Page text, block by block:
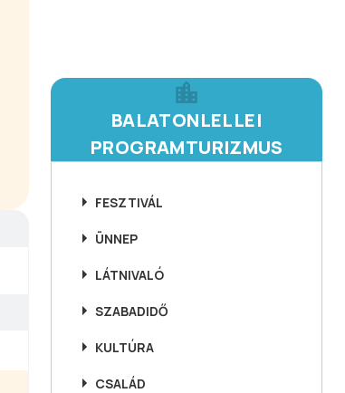
BALATONLELLEI
PROGRAMTURIZMUS
FESZTIVÁL
ÜNNEP
LÁTNIVALÓ
SZABADIDŐ
KULTÚRA
CSALÁD